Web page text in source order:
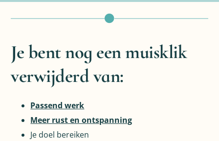
Je bent nog een muisklik
verwijderd van:
Passend werk
Meer rust en ontspanning
Je doel bereiken